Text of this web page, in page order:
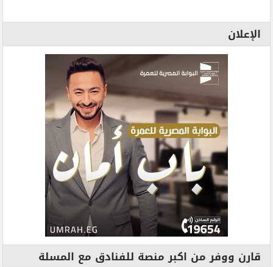
الإعلان
قارن ووفر من اكبر منصة للفنادق مع المسلة